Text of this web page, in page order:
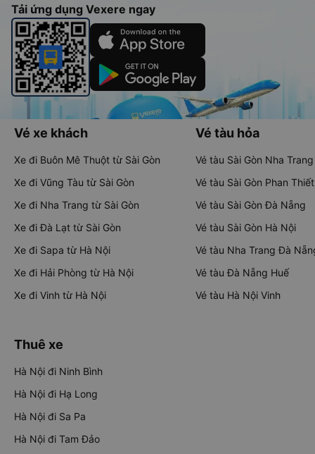
Tải ứng dụng Vexere ngay
Vé xe khách
Xe đi Buôn Mê Thuột từ Sài Gòn
Xe đi Vũng Tàu từ Sài Gòn
Xe đi Nha Trang từ Sài Gòn
Xe đi Đà Lạt từ Sài Gòn
Xe đi Sapa từ Hà Nội
Xe đi Hải Phòng từ Hà Nội
Xe đi Vinh từ Hà Nội
Vé tàu hỏa
Vé tàu Sài Gòn Nha Trang
Vé tàu Sài Gòn Phan Thiết
Vé tàu Sài Gòn Đà Nẵng
Vé tàu Sài Gòn Hà Nội
Vé tàu Nha Trang Đà
Vé tàu Đà Nẵng Huế
Vé tàu Hà Nội Vinh
Thuê xe
Hà Nội đi Ninh Bình
Hà Nội đi Hạ Long
Hà Nội đi Sa Pa
Hà Nội đi Tam Đảo